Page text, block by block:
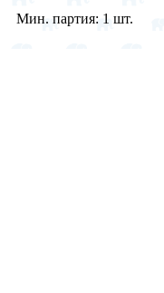
Мин. партия: 1 шт.